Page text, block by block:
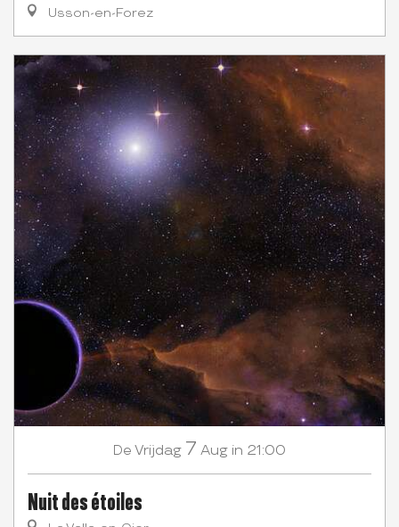
Usson-en-Forez
De Vrijdag 7 Aug in 21:00
Nuit des étoiles